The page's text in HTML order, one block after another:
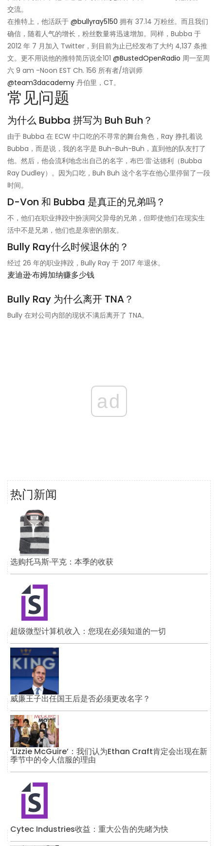
交流。
在推特上，他活跃于 @bullyray5150 拥有 37.14 万粉丝。而且我们
确信，随着人气的增长，粉丝数量将迅速增加。同样，Bubba 于
2012 年 7 月加入 Twitter，到目前为止已经发布了大约 4,137 条推
文。更不用说他的推特简历说全101 @BustedOpenRadio 周一至周
六 9 am -Noon EST Ch. 156 所有者/培训师
@team3dacademy 丹伯里，CT。
常见问题
为什么 Bubba 拼写为 Buh Buh？
由于 Bubba 在 ECW 中口吃的不寻常的舞台角色，Ray 挣扎着说
Bubba，而是说，我的名字是 Buh-Buh-Buh，直到他的队友打了
他。然后，他会流利地念出自己的名字，布巴·雷·达德利（Bubba
Ray Dudley）。因为口吃，Buh Buh 这个名字在他心里停留了一段
时间。
D-Von 和 Bubba 是真正的兄弟吗？
不，他们在职业摔跤中扮演同父异母的兄弟，但即使他们在现实生
活中不是兄弟，他们也是亲密的朋友。
Bully Ray什么时候退休的？
经过 26 年的职业摔跤，Bully Ray 于 2017 年退休。
麦迪逊·布姆加纳赚多少钱
Bully Ray 为什么离开 TNA？
Bully 在对公司内部的现状不满后离开了 TNA。
ad
热门新闻
选购托马斯·平克：本季的收获
超级微型计算机收入：您现在必须知道的一切
威廉王子出任国王后是否必须更改名字？
‘Lizzie McGuire’：我们认为Ethan Craft肯定会出现在新
季节中的令人信服的理由
Cytec Industries收益：重大公告的先睹为快